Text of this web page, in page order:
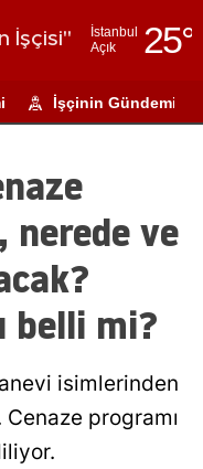
İşçisi"
İstanbul
Açık
25°
Adıyaman
Amasya
Antalya
Artvin
Aydın
İşçinin Gündemi
nerede ve
belli mi?
isimlerinden
programı